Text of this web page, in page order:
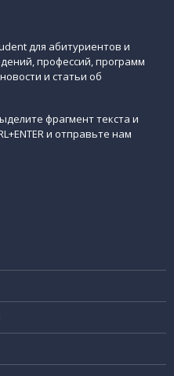
для абитуриентов и
профессий, программ
и статьи об
фрагмент текста и
и отправьте нам